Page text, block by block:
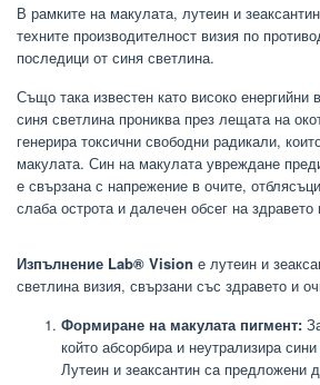
В рамките на макулата, лутеин и
техните производителност визия по
последици от синя светлина.
Също така известен като високо
синя светлина прониква през лещата на
генерира токсични свободни радикали,
макулата. Син на макулата увреждане
е свързана с напрежение в очите,
слаба острота и далечен обсег на здравето
Изпълнение Lab® Vision е лутеин и
светлина визия, свързани със здравето и
Формиране на макулата пигмент:
който абсорбира и неутрализира
Лутеин и зеаксантин са предложени